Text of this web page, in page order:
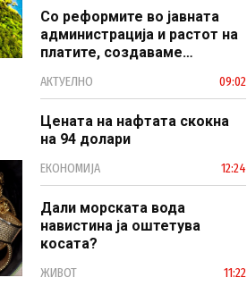
Со реформите во јавната
администрација и растот на
платите, создаваме
модерен јавен сектор
АКТУЕЛНО 09:02
Цената на нафтата скокна
на 94 долари
ЕКОНОМИЈА 12:24
Дали морската вода
навистина ја оштетува
косата?
ЖИВОТ 11:22